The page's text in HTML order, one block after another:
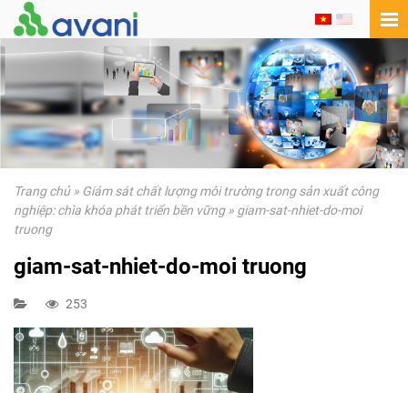
Trang chủ» Giám sát chất lượng môi trường trong sản xuất công
nghiệp: chìa khóa phát triển bền vững» giam-sat-nhiet-do-moi
truong
giam-sat-nhiet-do-moi truong
253